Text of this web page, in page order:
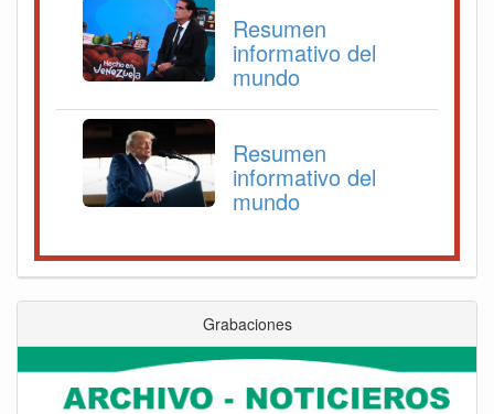
Resumen
informativo del
mundo
Resumen
informativo del
mundo
Grabaciones